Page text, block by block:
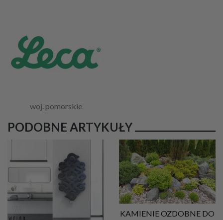
woj. pomorskie
PODOBNE ARTYKUŁY
KAMIENIE OZDOBNE DO